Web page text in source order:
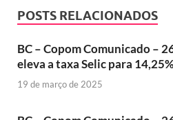
POSTS RELACIONADOS
BC – Copom Comunicado –
eleva a taxa Selic para
19 de março de 2025